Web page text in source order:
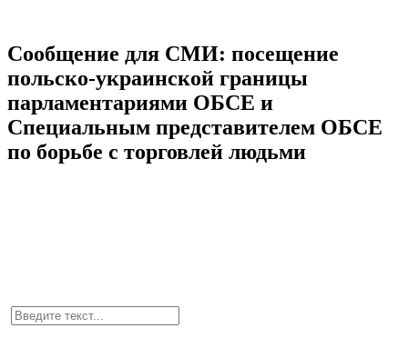
Сообщение для СМИ: посещение
польско-украинской границы
парламентариями ОБСЕ и
Специальным представителем ОБСЕ
по борьбе с торговлей людьми